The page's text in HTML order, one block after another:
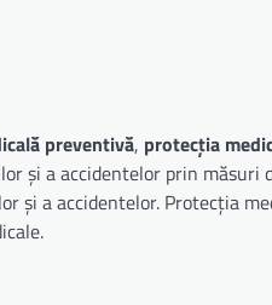
preventivă, protecția
și a accidentelor prin măsuri
și a accidentelor. Protecția